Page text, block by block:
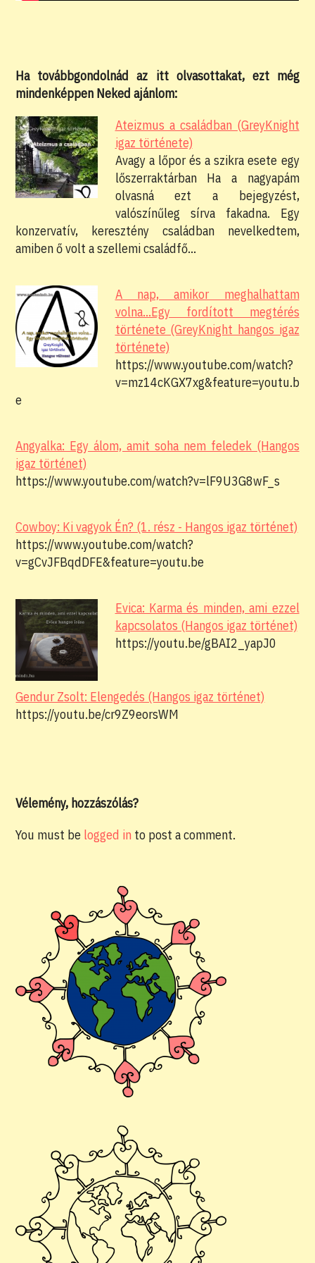
Ha továbbgondolnád az itt olvasottakat, ezt még
mindenképpen Neked ajánlom:
Ateizmus a családban (GreyKnight
igaz története)
Avagy a lőpor és a szikra esete egy
lőszerraktárban Ha a nagyapám
olvasná ezt a bejegyzést,
valószínűleg sírva fakadna. Egy
konzervatív, keresztény családban nevelkedtem,
amiben ő volt a szellemi családfő…
A nap, amikor meghalhattam
volna...Egy fordított megtérés
története (GreyKnight hangos igaz
története)
https://www.youtube.com/watch?
v=mz14cKGX7xg&feature=youtu.b
e
Angyalka: Egy álom, amit soha nem feledek (Hangos
igaz történet)
https://www.youtube.com/watch?v=lF9U3G8wF_s
Cowboy: Ki vagyok Én? (1. rész - Hangos igaz történet)
https://www.youtube.com/watch?
v=gCvJFBqdDFE&feature=youtu.be
Evica: Karma és minden, ami ezzel
kapcsolatos (Hangos igaz történet)
https://youtu.be/gBAI2_yapJ0
Gendur Zsolt: Elengedés (Hangos igaz történet)
https://youtu.be/cr9Z9eorsWM
Vélemény, hozzászólás?
You must be logged in to post a comment.